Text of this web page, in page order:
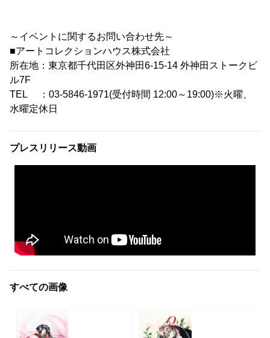
～イベントに関するお問い合わせ先～
■アートコレクションハウス株式会社
所在地：東京都千代田区外神田6-15-14 外神田ストークビ
ル7F
TEL ：03-5846-1971(受付時間 12:00～19:00)※火曜、
水曜定休日
プレスリリース動画
すべての画像